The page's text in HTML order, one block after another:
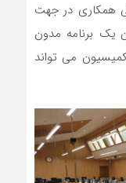
همکاری در جهت
یک برنامه مدون
می تواند